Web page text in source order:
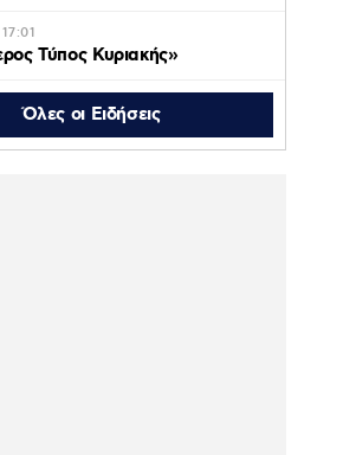
Τύπος Κυριακής»
Όλες οι Ειδήσεις